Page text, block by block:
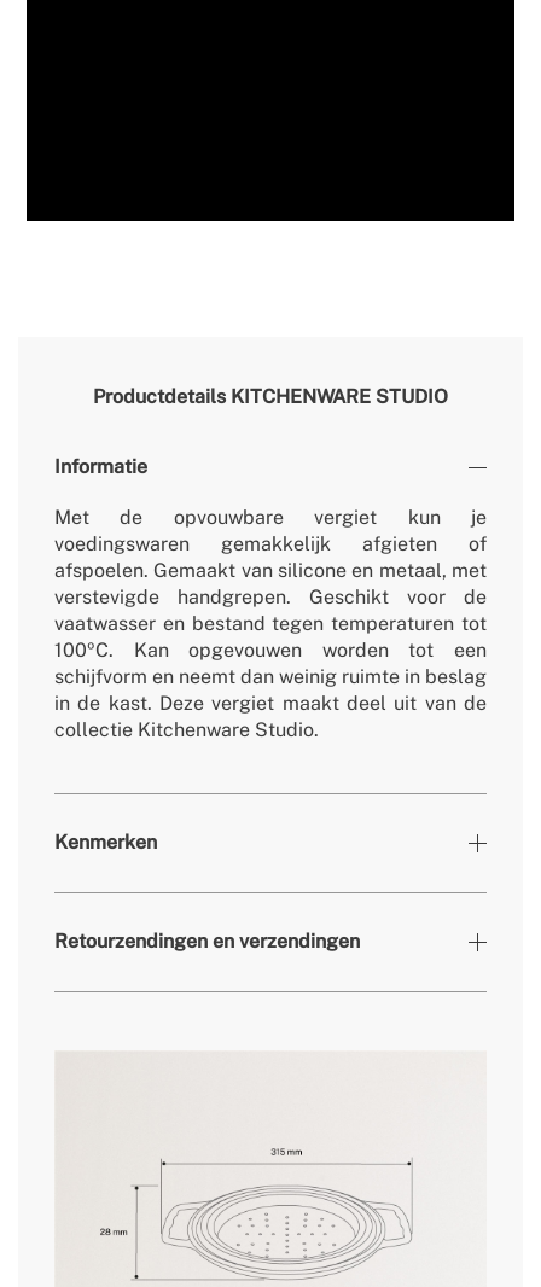
Productdetails KITCHENWARE STUDIO
Informatie
Met de opvouwbare vergiet kun je
voedingswaren gemakkelijk afgieten of
afspoelen. Gemaakt van silicone en metaal, met
verstevigde handgrepen. Geschikt voor de
vaatwasser en bestand tegen temperaturen tot
100ºC. Kan opgevouwen worden tot een
schijfvorm en neemt dan weinig ruimte in beslag
in de kast. Deze vergiet maakt deel uit van de
collectie Kitchenware Studio.
Kenmerken
Kleuren Terracotta
Silicone
» Max. temperatuur 100ºC
Alle soorten voedsel
Retourzendingen en verzendingen
retourvoorwaarden